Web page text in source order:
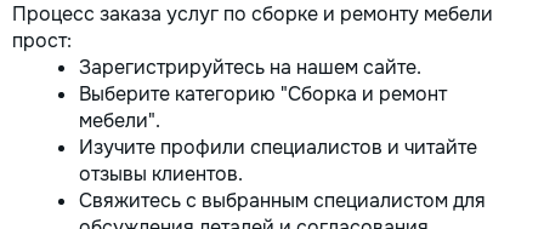
Процесс заказа услуг по сборке и ремонту мебели
прост:
Зарегистрируйтесь на нашем сайте.
Выберите категорию "Сборка и ремонт
мебели".
Изучите профили специалистов и читайте
отзывы клиентов.
Свяжитесь с выбранным специалистом для